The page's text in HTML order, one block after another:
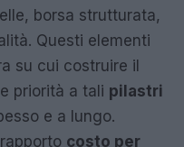
borsa strutturata,
Questi elementi
su cui costruire il
priorità a tali pilastri
e a lungo.
costo per